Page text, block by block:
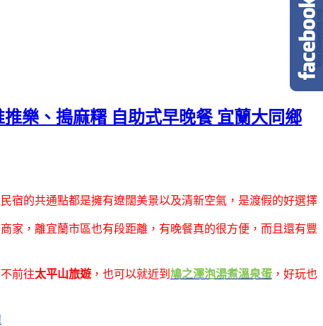
樂、搗麻糬 自助式早晚餐 宜蘭大同鄉
民宿的共通點都是擁有遼闊美景以及清新空氣，是渡假的好選擇
家，離宜蘭市區也有段距離，有晚餐真的很方便，而且還有豐
前往太平山旅遊 ，也可以就近到 鳩之澤泡湯煮溫泉蛋 ，好玩也